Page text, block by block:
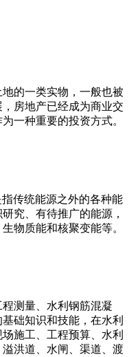
的一类实物，一般也被
房地产已经成为商业交
一种重要的投资方式。
传统能源之外的各种能
究、有待推广的能源，
物质能和核聚变能等。
测量、水利钢筋混凝
础知识和技能，在水利
施工、工程预算、水利
洪道、水闸、渠道、渡